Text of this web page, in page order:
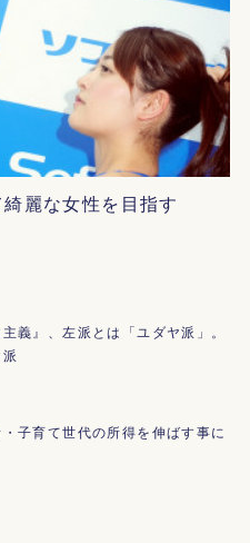
麗な女性を目指す
義』、左派とは「ユダヤ派」。
子育て世代の所得を伸ばす事に